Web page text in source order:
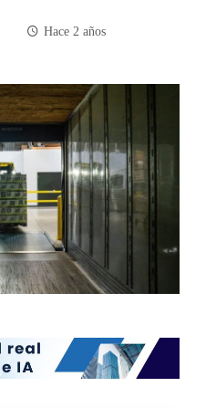
Hace 2 años